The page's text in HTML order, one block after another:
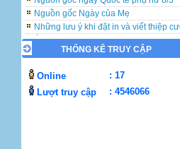
Nguồn gốc Ngày của Mẹ
Những lưu ý khi đặt in và viết thiệp
Ý nghĩa ngày Nhà Giáo Việt Nam 20-
Nguồn gốc ngày Lễ Giáng Sinh
Nguồn gốc ngày Quốc tế phụ nữ 8/3
Nguồn gốc Ngày của Mẹ
THỐNG KÊ TRUY CẬP
Online
: 17
Lượt truy cập
: 4546066